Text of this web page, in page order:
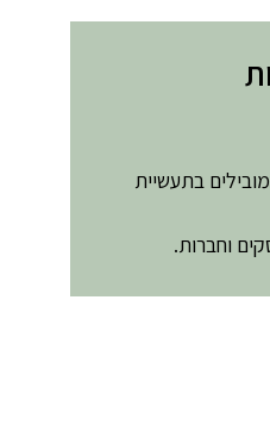
בתעשיית
וחברות.